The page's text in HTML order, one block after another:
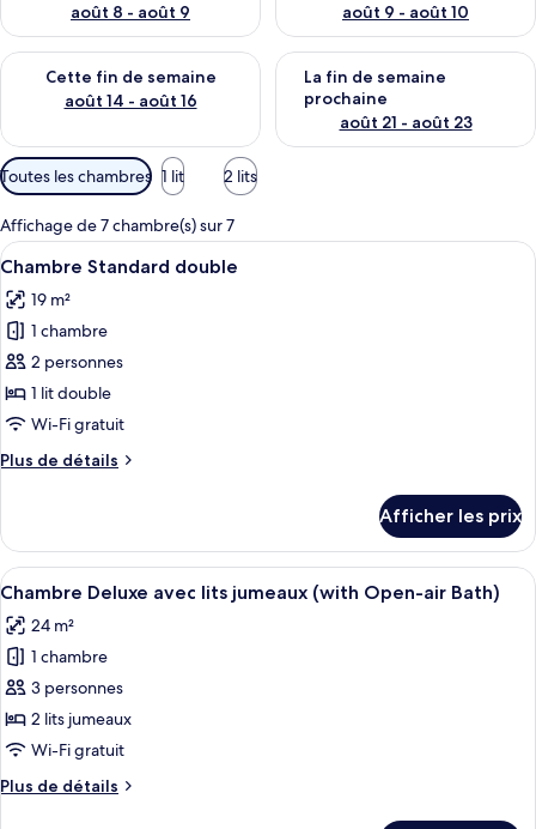
août 8 - août 9
août 9 - août 10
Cette fin de semaine
août 14 - août 16
Vérifier la disponibilité pour cette fin de semaine août 14 -
La fin de semaine
prochaine
août 21 - août 23
Vérifier la disponibilité pour
Filtres
disponibles
pour
les
chambres
Toutes les chambres 1 lit 2 lits
Affichage de 7 chambre(s) sur 7
Afficher
toutes
les
photos
pour
ce
type
chambre :
double
Une chambre d’hôtel comprenant
4
Chambre Standard double
19 m²
1 chambre
2 personnes
1 lit double
Wi-Fi gratuit
Plus de détails
Plus
Chambre
Standard
double
Afficher les prix
Afficher
toutes
les
photos
pour
ce
type
chambre :
Une chambre moderne dotée
7
Chambre Deluxe avec lits jumeaux (with Open-air Bath)
24 m²
1 chambre
3 personnes
2 lits jumeaux
Wi-Fi gratuit
Plus de détails
Plus